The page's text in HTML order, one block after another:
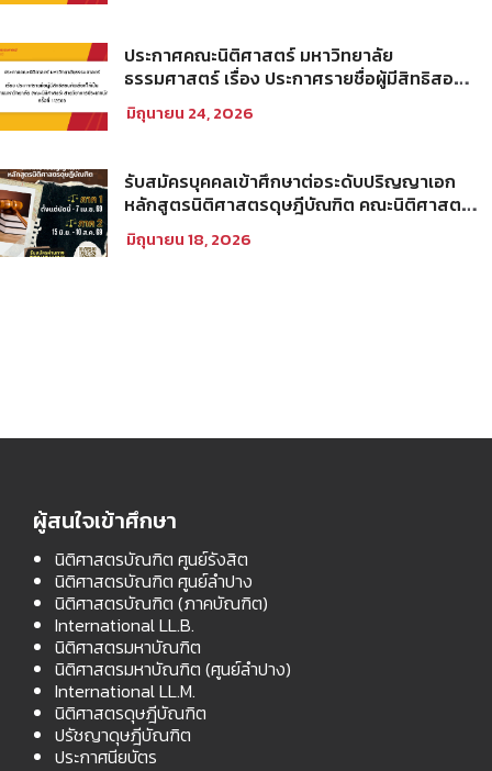
ประกาศคณะนิติศาสตร์ มหาวิทยาลัย
ธรรมศาสตร์ เรื่อง ประกาศรายชื่อผู้มีสิทธิสอบ
คัดเลือกให้เป็นพนักงานมหาวิทยาลัย (คณะ
นิติศาสตร์) สายวิชาการประเภทนักวิจัย ครั้งที่
มิถุนายน 24, 2026
รับสมัครบุคคลเข้าศึกษาต่อระดับปริญญาเอก
หลักสูตรนิติศาสตรดุษฎีบัณฑิต คณะนิติศาสตร์
มหาวิทยาลัยธรรมศาสตร์ ประจำภาคการศึกษา
ที่ 2 ปีการศึกษา 2569
มิถุนายน 18, 2026
ผู้สนใจเข้าศึกษา
นิติศาสตรบัณฑิต ศูนย์รังสิต
นิติศาสตรบัณฑิต ศูนย์ลำปาง
นิติศาสตรบัณฑิต (ภาคบัณฑิต)
International LL.B.
นิติศาสตรมหาบัณฑิต
นิติศาสตรมหาบัณฑิต (ศูนย์ลำปาง)
International LL.M.
นิติศาสตรดุษฎีบัณฑิต
ปรัชญาดุษฎีบัณฑิต
ประกาศนียบัตร